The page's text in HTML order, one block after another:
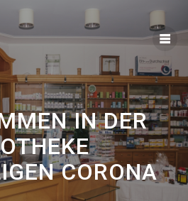
to
content
IN DER
CORONA